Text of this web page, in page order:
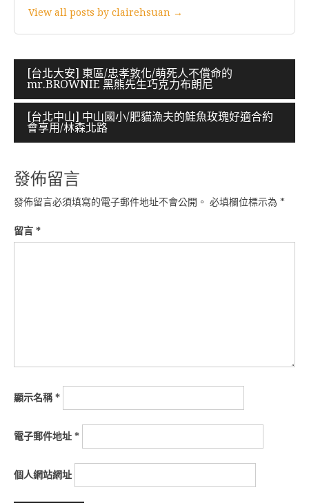
View all posts by clairehsuan →
文
章
導
覽
[台北大安] 東區/忠孝敦化/萌死人不償命的
mr.BROWNIE 黑熊先生巧克力布朗尼
[台北中山] 中山國小/肥貓漁夫的鮭魚玫瑰好適合約
會享用/林森北路
發佈留言
發佈留言必須填寫的電子郵件地址不會公開。 必填欄位標示為 *
留言 *
顯示名稱*
電子郵件地址 *
個人網站網址